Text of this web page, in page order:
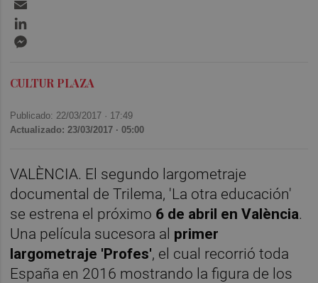
CULTUR PLAZA
Publicado: 22/03/2017 · 17:49
Actualizado: 23/03/2017 · 05:00
VALÈNCIA. El segundo largometraje
documental de Trilema, 'La otra educación'
se estrena el próximo 6 de abril en València.
Una película sucesora al primer
largometraje 'Profes', el cual recorrió toda
España en 2016 mostrando la figura de los